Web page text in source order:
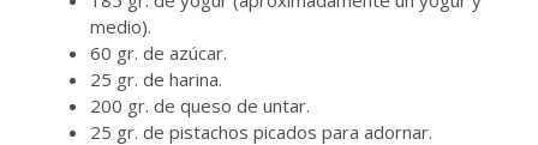
medio).
60 gr. de azúcar.
25 gr. de harina.
200 gr. de queso de untar.
25 gr. de pistachos picados para adornar.